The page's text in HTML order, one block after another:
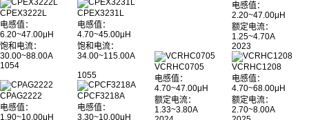
CPEX3222L
电感值：
6.20~47.00μH
饱和电流：
30.00~88.00A
1054
CPEX3231L
电感值：
4.70~45.00μH
饱和电流：
34.00~115.00A
1055
CPAG2222
电感值：
1.90~10.00μH
CPCF3218A
电感值：
3.30~10.00μH
电感值：
2.20~47.00μH
额定电流：
1.25~4.70A
2023
VCRHC0705
电感值：
4.70~47.00μH
额定电流：
1.33~3.80A
VCRHC1208
电感值：
4.70~68.00μH
额定电流：
2.70~8.00A